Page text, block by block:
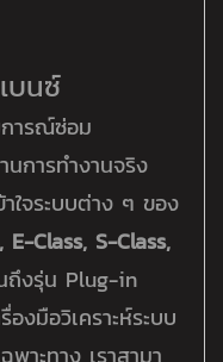
บนซ์
การณ์ซ่อม
นการทำงานจริง
ใจระบบต่าง ๆ ของ
E-Class, S-Class,
ถึงรุ่น Plug-in
งมือวิเคราะห์ระบบ
าะทาง เราสามา